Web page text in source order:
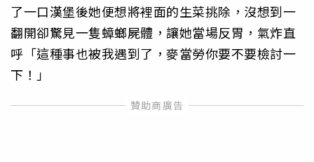
了一口漢堡後她便想將裡面的生菜挑除，沒想到一
翻開卻驚見一隻蟑螂屍體，讓她當場反胃，氣炸直
呼「這種事也被我遇到了，麥當勞你要不要檢討一
下！」